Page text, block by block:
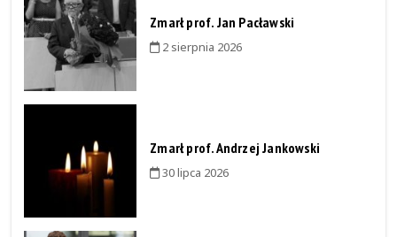
Zmarł prof. Jan Pacławski
2 sierpnia 2026
Zmarł prof. Andrzej Jankowski
30 lipca 2026